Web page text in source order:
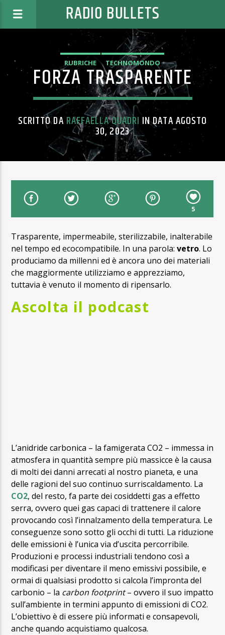
RADIO BULLETS
RUBRICHE TECHNOMONDO
FORZA TRASPARENTE
SCRITTO DA RAFFAELLA QUADRI IN DATA AGOSTO
30, 2023
5
Trasparente, impermeabile, sterilizzabile, inalterabile
nel tempo ed ecocompatibile. In una parola:vetro. Lo
produciamo da millenni ed è ancora uno dei materiali
che maggiormente utilizziamo e apprezziamo,
tuttavia è venuto il momento di ripensarlo.
Ascolta il podcast
L’anidride carbonica – la famigerata CO2 – immessa in
atmosfera in quantità sempre più massicce è la causa
di molti dei danni arrecati al nostro pianeta, e una
delle ragioni del suo continuo surriscaldamento. La
CO2, del resto, fa parte dei cosiddetti gas a effetto
serra, ovvero quei gas capaci di trattenere il calore
provocando così l’innalzamento della temperatura. Le
conseguenze sono sotto gli occhi di tutti. La riduzione
delle emissioni è l’unica via d’uscita percorribile.
Produzioni e processi industriali tendono così a
modificasi per diventare il meno emissivi possibile, e
ormai di qualsiasi prodotto si calcola l’impronta del
carbonio – la carbon footprint– ovvero il suo impatto
sull’ambiente in termini appunto di emissioni di CO2.
L’obiettivo è di essere più informati e consapevoli,
anche quando acquistiamo qualcosa.